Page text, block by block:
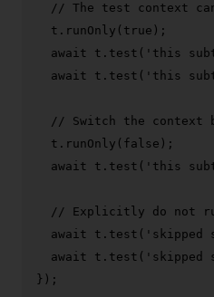
// The test context
  t.
runOnly ( true );
await t. test ( 'this
await t. test ( 'this
// Switch the context
  t.
runOnly ( false );
await t. test ( 'this
// Explicitly do not
await t. test ( 'skipped
await t. test ( 'skipped
});